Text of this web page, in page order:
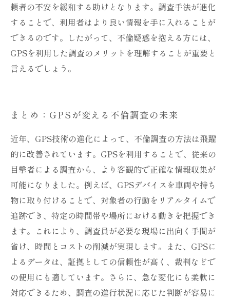
頼者の不安を緩和する助けとなります。調査手法が進化
することで、利用者はより良い情報を手に入れることが
できるのです。したがって、不倫疑惑を抱える方には、
GPSを利用した調査のメリットを理解することが重要と
言えるでしょう。
まとめ：GPSが変える不倫調査の未来
近年、GPS技術の進化によって、不倫調査の方法は飛躍
的に改善されています。GPSを利用することで、従来の
目撃者による調査から、より客観的で正確な情報収集が
可能になりました。例えば、GPSデバイスを車両や持ち
物に取り付けることで、対象者の行動をリアルタイムで
追跡でき、特定の時間帯や場所における動きを把握でき
ます。これにより、調査員が必要な現場に出向く手間が
省け、時間とコストの削減が実現します。また、GPSに
よるデータは、証拠としての信頼性が高く、裁判などで
の使用にも適しています。さらに、急な変化にも柔軟に
対応できるため、調査の進行状況に応じた判断が容易に